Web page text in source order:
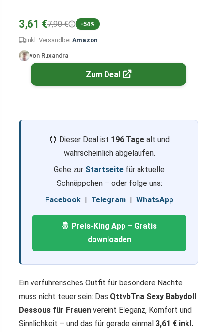
3,61 €7,90 € -54%
inkl. Versand bei Amazon
von Ruxandra
Zum Deal
⏰ Dieser Deal ist 196 Tagealt und
wahrscheinlich abgelaufen.
Gehe zur Startseite für aktuelle
Schnäppchen – oder folge uns:
Facebook | Telegram | WhatsApp
🤴 Preis-King App – Gratis
downloaden
Ein verführerisches Outfit für besondere Nächte
muss nicht teuer sein: Das QttvbTna Sexy Babydoll
Dessous für Frauen vereint Eleganz, Komfort und
Sinnlichkeit – und das für gerade einmal 3,61 € inkl.